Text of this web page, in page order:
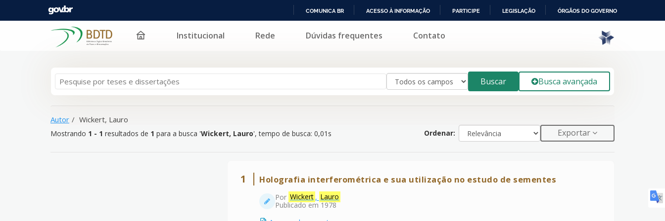
PARA
COMUNICA BR ACESSO À INFORMAÇÃO PARTICIPE LEGISLAÇÃO ÓRGÃOS DO GOVERNO
resultados de1para a busca ' Wickert, Lauro'
Pular para o conteúdo Institucional Rede Dúvidas frequentes Contato
Buscar Busca avançada
Autor Wickert, Lauro
Mostrando 1 - 1 resultados de 1 para a busca 'Wickert, Lauro', tempo de busca: 0,01s Ordenar: Exportar
1 Holografia interferométrica e sua utilização no estudo de sementes
Por Wickert , Lauro
Publicado em 1978